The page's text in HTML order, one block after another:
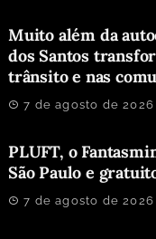
Muito além da
dos Santos
trânsito e nas
7 de agosto de 2026
PLUFT, o
São Paulo e
7 de agosto de 2026